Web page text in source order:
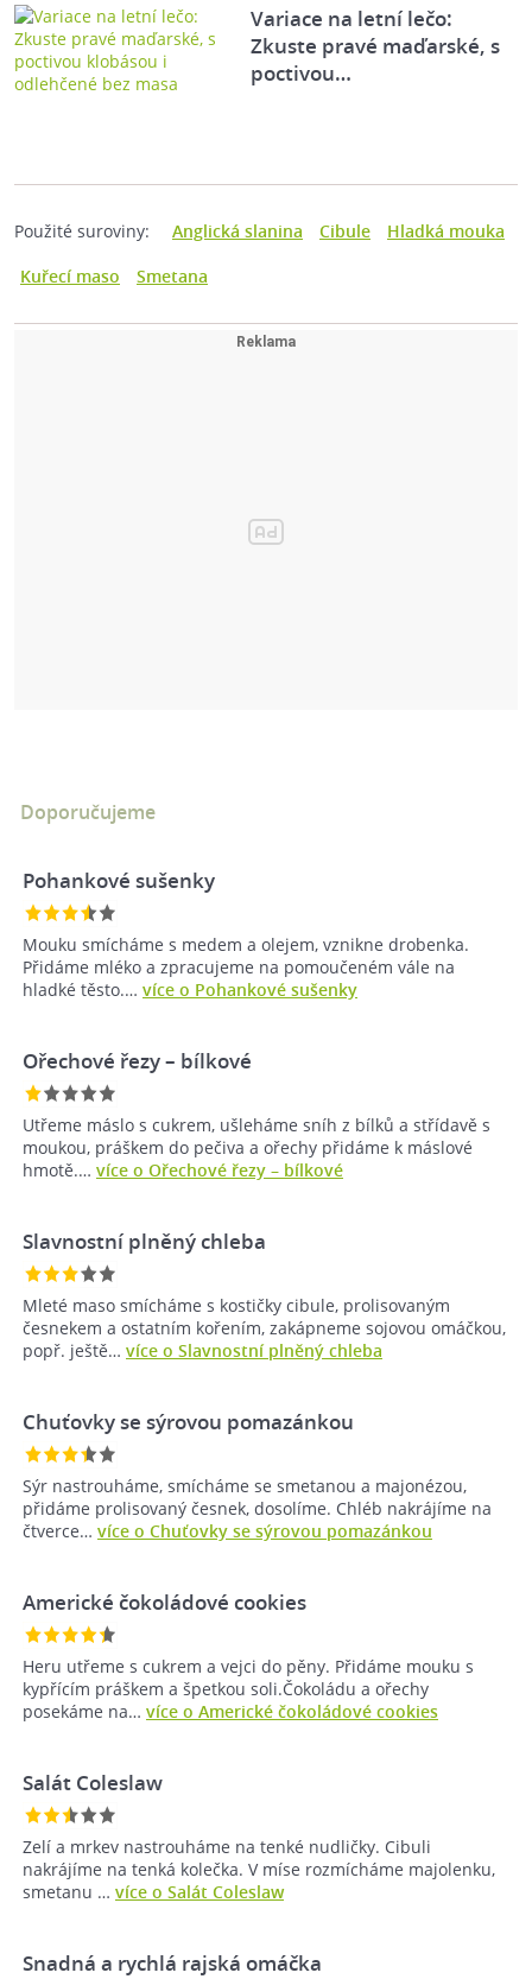
Variace na letní lečo:
Zkuste pravé maďarské, s
poctivou…
Použité suroviny: Anglická slanina Cibule
Hladká mouka
Kuřecí maso
Smetana
Doporučujeme
Pohankové sušenky
Mouku smícháme s medem a olejem, vznikne drobenka.
Přidáme mléko a zpracujeme na pomoučeném vále na
hladké těsto.… více o Pohankové sušenky
Ořechové řezy – bílkové
Utřeme máslo s cukrem, ušleháme sníh z bílků a střídavě s
moukou, práškem do pečiva a ořechy přidáme k máslové
hmotě.… více o Ořechové řezy – bílkové
Slavnostní plněný chleba
Mleté maso smícháme s kostičky cibule, prolisovaným
česnekem a ostatním kořením, zakápneme sojovou omáčkou,
popř. ještě… více o Slavnostní plněný chleba
Chuťovky se sýrovou pomazánkou
Sýr nastrouháme, smícháme se smetanou a majonézou,
přidáme prolisovaný česnek, dosolíme. Chléb nakrájíme na
čtverce… více o Chuťovky se sýrovou pomazánkou
Americké čokoládové cookies
Heru utřeme s cukrem a vejci do pěny. Přidáme mouku s
kypřícím práškem a špetkou soli.Čokoládu a ořechy
posekáme na… více o Americké čokoládové cookies
Salát Coleslaw
Zelí a mrkev nastrouháme na tenké nudličky. Cibuli
nakrájíme na tenká kolečka. V míse rozmícháme majolenku,
smetanu … více o Salát Coleslaw
Snadná a rychlá rajská omáčka